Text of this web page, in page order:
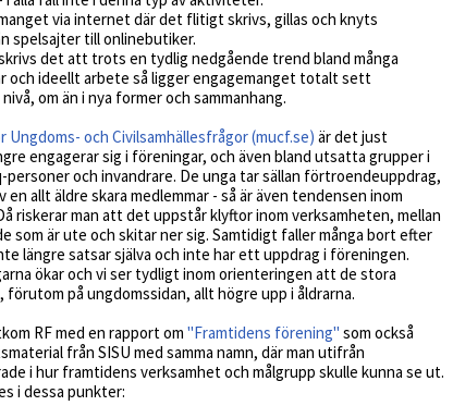
via internet där det flitigt skrivs, gillas och knyts
spelsajter till onlinebutiker.
det att trots en tydlig nedgående trend bland många
och ideellt arbete så ligger engagemanget totalt sett
om än i nya former och sammanhang.
Ungdoms- och Civilsamhällesfrågor (mucf.se) är det just
engagerar sig i föreningar, och även bland utsatta grupper i
personer och invandrare. De unga tar sällan förtroendeuppdrag,
en allt äldre skara medlemmar - så är även tendensen inom
riskerar man att det uppstår klyftor inom verksamheten, mellan
som är ute och skitar ner sig. Samtidigt faller många bort efter
längre satsar själva och inte har ett uppdrag i föreningen.
ökar och vi ser tydligt inom orienteringen att de stora
på ungdomssidan, allt högre upp i åldrarna.
RF med en rapport om "Framtidens förening" som också
från SISU med samma namn, där man utifrån
i hur framtidens verksamhet och målgrupp skulle kunna se ut.
i dessa punkter: